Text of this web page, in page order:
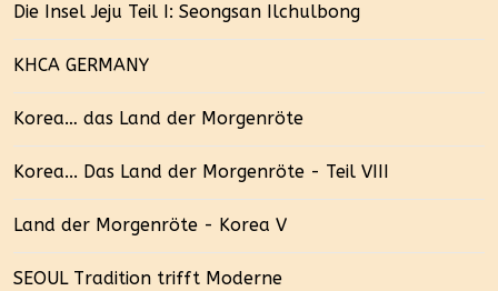
Die Insel Jeju Teil I: Seongsan Ilchulbong
KHCA GERMANY
Korea… das Land der Morgenröte
Korea... Das Land der Morgenröte - Teil VIII
Land der Morgenröte - Korea V
SEOUL Tradition trifft Moderne